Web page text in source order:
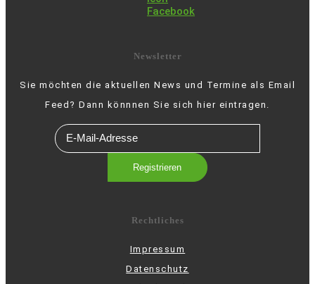
Newsletter
Sie möchten die aktuellen News und Termine als Email
Feed? Dann könnnen Sie sich hier eintragen.
Rechtliches
Impressum
Datenschutz